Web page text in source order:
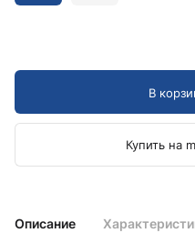
Описание
В
Купить на